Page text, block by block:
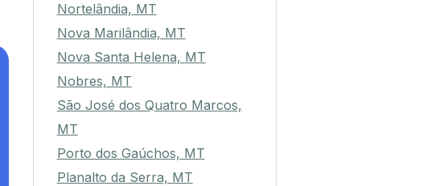
Nortelândia, MT
Nova Marilândia, MT
Nova Santa Helena, MT
Nobres, MT
São José dos Quatro Marcos,
MT
Porto dos Gaúchos, MT
Planalto da Serra, MT